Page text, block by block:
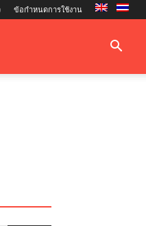
ข้อกำหนดการใช้งาน